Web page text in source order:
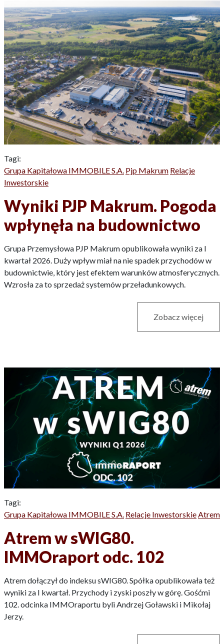
Tagi:
Grupa Kapitałowa IMMOBILE S.A. Pjp Makrum Relacje
Inwestorskie
Wyniki PJP Makrum. Pogoda
wpłynęła na budownictwo
Grupa Przemysłowa PJP Makrum opublikowała wyniki za I
kwartał 2026. Duży wpływ miał na nie spadek przychodów w
budownictwie, który jest efektem warunków atmosferycznych.
Wzrosła za to sprzedaż systemów przeładunkowych.
Zobacz więcej
Tagi:
Grupa Kapitałowa IMMOBILE S.A. Relacje InwestorskieAtrem
Atrem w sWIG80.
IMMOraport odc. 102
Atrem dołączył do indeksu sWIG80. Spółka opublikowała też
wyniki za I kwartał. Przychody i zyski poszły w górę. Gośćmi
102. odcinka IMMOraportu byli Andrzej Goławski i Mikołaj
Jerzy.